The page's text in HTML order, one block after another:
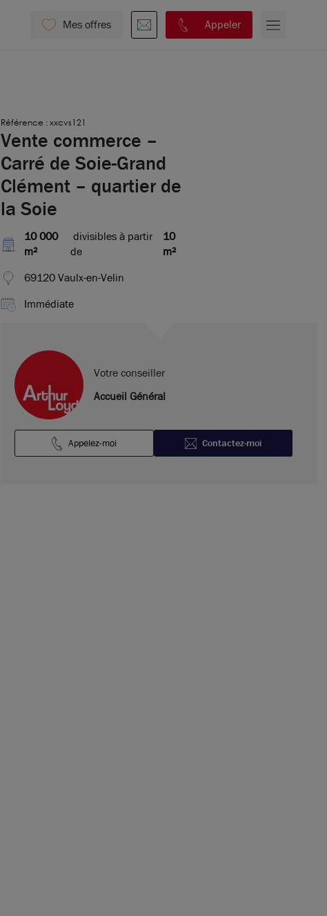
Mes offres Appeler
Référence : xxcvs121
Vente commerce –
Carré de Soie-Grand
Clément – quartier de
la Soie
10 000
m²
divisibles à partir
de
10
m²
69120 Vaulx-en-Velin
Immédiate
Votre conseiller
Accueil Général
Appelez-moi Contactez-moi